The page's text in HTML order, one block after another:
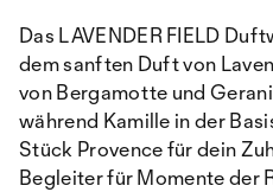
Das LAVENDER FIELD
dem sanften Duft von
von Bergamotte und
während Kamille in der
Stück Provence für dein
Begleiter für Momente der